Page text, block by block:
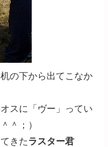
の下から出てこなか
スに「ヴー」ってい
＾；）
きた ラスター君